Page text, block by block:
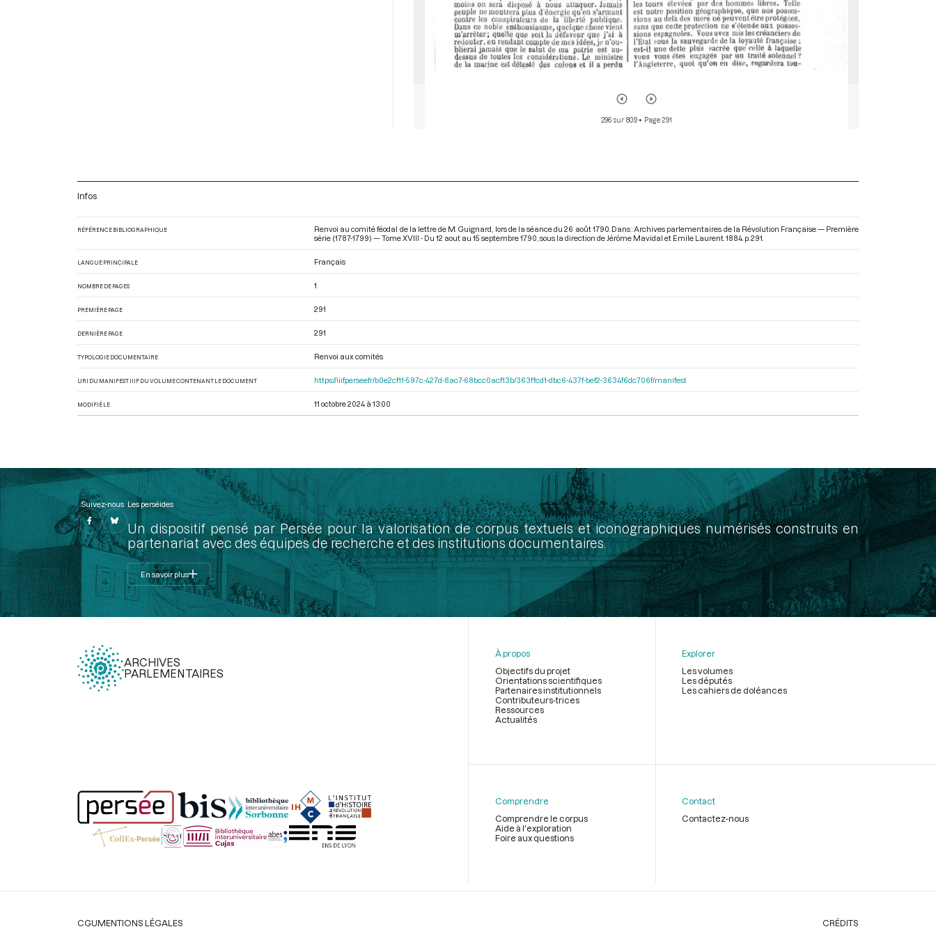
296 sur 809• Page 291
Infos
RÉFÉRENCE BIBLIOGRAPHIQUE
Renvoi au comité féodal de la lettre de M. Guignard, lors de la séance du 26 août 1790. Dans : Archives parlementaires de la Révolution Française — Première
série (1787-1799) — Tome XVIII - Du 12 aout au 15 septembre 1790 , sous la direction de Jérôme Mavidal et Emile Laurent. 1884. p. 291.
LANGUE PRINCIPALE Français
NOMBRE DE PAGES 1
PREMIÈRE PAGE 291
DERNIÈRE PAGE 291
TYPOLOGIE DOCUMENTAIRE Renvoi aux comités
URI DU MANIFEST IIIF DU VOLUME CONTENANT LE DOCUMENT https://iiif.persee.fr/b0e2cf11-597c-427d-8ac7-68bcc0acf13b/363ffcd1-dbc6-437f-bef2-3634f6dc706f/manifest
MODIFIÉ LE 11 octobre 2024 à 13:00
Suivez-nous Les perséides
Un dispositif pensé par Persée pour la valorisation de corpus textuels et iconographiques numérisés construits en
partenariat avec des équipes de recherche et des institutions documentaires.
En savoir plus
ARCHIVES
PARLEMENTAIRES
page
À propos
Objectifs du projet
Orientations scientifiques
Partenaires institutionnels
Contributeurs-trices
Ressources
Actualités
Explorer
Les volumes
Les députés
Les cahiers de doléances
Comprendre
Comprendre le corpus
Aide à l'exploration
Foire aux questions
Contact
Contactez-nous
Légal
CGUMENTIONS LÉGALES CRÉDITS